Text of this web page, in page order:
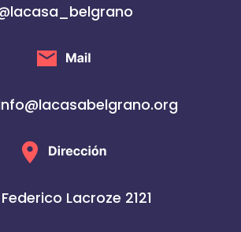
Lacroze 2121